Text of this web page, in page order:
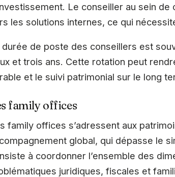
Le conseiller au sein
les solutions internes, ce qui
durée de poste des conseillers est
et trois ans. Cette rotation peut
et le suivi patrimonial sur le long
family offices
family offices s’adressent aux
global, qui dépasse le
à coordonner l’ensemble des
juridiques, fiscales et